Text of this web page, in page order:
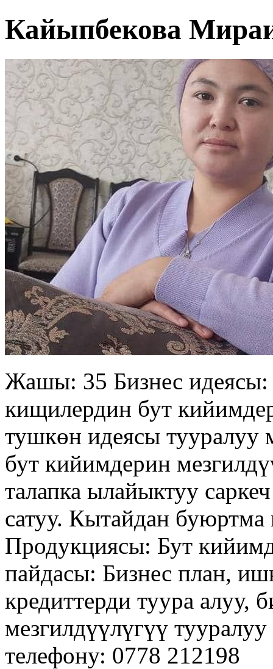
Кайыпбекова
Жашы: 35 Бизнес идеясы:
кищилердин бут
тушкөн идеясы тууралуу
бут кийимдерин
талапка ылайыктуу
сатуу. Кытайдан
Продукциясы: Бут
пайдасы: Бизнес план,
кредиттерди туура алуу,
мезгилдүүлүгүү
телефону: 0778 212198